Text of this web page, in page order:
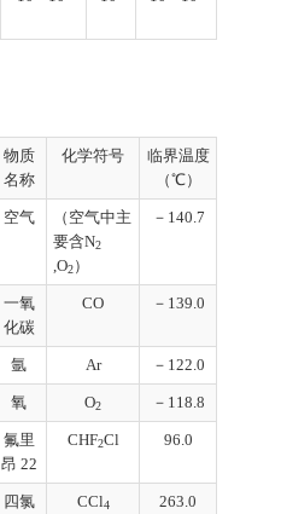
物质
名称
化学符号
临界温度
（℃）
空气
（空气中主
要含N2
,O2）
－140.7
一氧
化碳
CO －139.0
氩 Ar －122.0
氧 O2 －118.8
氟里
昂 22
CHF2Cl 96.0
四氯
CCl4 263.0